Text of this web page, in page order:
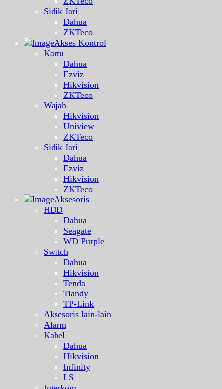
Sidik Jari
Dahua
ZKTeco
Akses Kontrol
Kartu
Dahua
Ezviz
Hikvision
ZKTeco
Wajah
Hikvision
Uniview
ZKTeco
Sidik Jari
Dahua
Ezviz
Hikvision
ZKTeco
Aksesoris
HDD
Dahua
Seagate
WD Purple
Switch
Dahua
Hikvision
Tenda
Tiandy
TP-Link
Aksesoris lain-lain
Alarm
Kabel
Dahua
Hikvision
Infinity
LS